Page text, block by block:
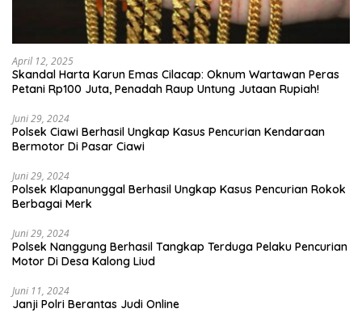
April 12, 2025
Skandal Harta Karun Emas Cilacap: Oknum Wartawan Peras
Petani Rp100 Juta, Penadah Raup Untung Jutaan Rupiah!
Juni 29, 2024
Polsek Ciawi Berhasil Ungkap Kasus Pencurian Kendaraan
Bermotor Di Pasar Ciawi
Juni 29, 2024
Polsek Klapanunggal Berhasil Ungkap Kasus Pencurian Rokok
Berbagai Merk
Juni 29, 2024
Polsek Nanggung Berhasil Tangkap Terduga Pelaku Pencurian
Motor Di Desa Kalong Liud
Juni 11, 2024
Janji Polri Berantas Judi Online